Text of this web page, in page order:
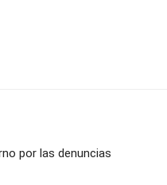
por las denuncias